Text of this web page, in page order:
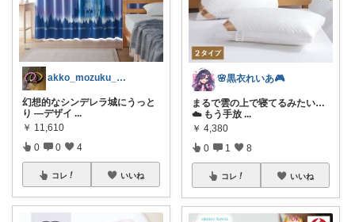
akko_mozuku_mugisuke
幻想的なシンデレラ城にうっと
り ―デザイ ...
￥ 11,610
0 0 4
コレ いいね
🌸黒衣れいあ🎮
まるで雲の上で寝てるみたい…
☁️ もう手放 ...
￥ 4,380
0 1 8
コレ いいね